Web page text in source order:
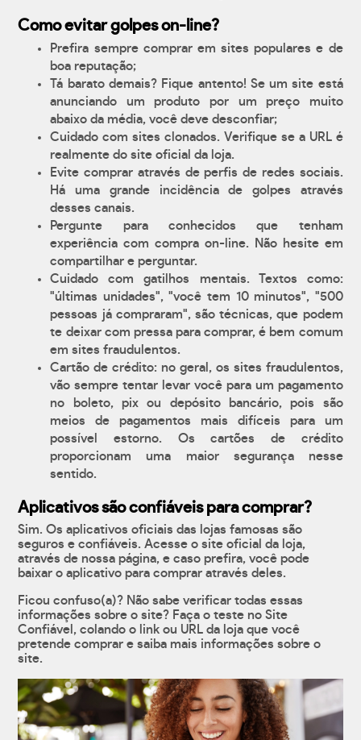
Como evitar golpes on-line?
Prefira sempre comprar em sites populares e de
boa reputação;
Tá barato demais? Fique antento! Se um site está
anunciando um produto por um preço muito
abaixo da média, você deve desconfiar;
Cuidado com sites clonados. Verifique se a URL é
realmente do site oficial da loja.
Evite comprar através de perfis de redes sociais.
Há uma grande incidência de golpes através
desses canais.
Pergunte para conhecidos que tenham
experiência com compra on-line. Não hesite em
compartilhar e perguntar.
Cuidado com gatilhos mentais. Textos como:
"últimas unidades", "você tem 10 minutos", "500
pessoas já compraram", são técnicas, que podem
te deixar com pressa para comprar, é bem comum
em sites fraudulentos.
Cartão de crédito: no geral, os sites fraudulentos,
vão sempre tentar levar você para um pagamento
no boleto, pix ou depósito bancário, pois são
meios de pagamentos mais difíceis para um
possível estorno. Os cartões de crédito
proporcionam uma maior segurança nesse
sentido.
Aplicativos são confiáveis para comprar?
Sim. Os aplicativos oficiais das lojas famosas são
seguros e confiáveis. Acesse o site oficial da loja,
através de nossa página, e caso prefira, você pode
baixar o aplicativo para comprar através deles.
Ficou confuso(a)? Não sabe verificar todas essas
informações sobre o site? Faça o teste no Site
Confiável, colando o link ou URL da loja que você
pretende comprar e saiba mais informações sobre o
site.